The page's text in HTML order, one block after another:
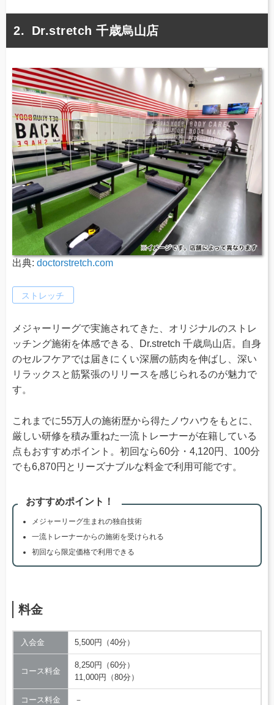
Dr.stretch 千歳烏山店
出典: doctorstretch.com
ストレッチ
メジャーリーグで実施されてきた、オリジナルのストレ
ッチング施術を体感できる、Dr.stretch 千歳烏山店。自身
のセルフケアでは届きにくい深層の筋肉を伸ばし、深い
リラックスと筋緊張のリリースを感じられるのが魅力で
す。
これまでに55万人の施術歴から得たノウハウをもとに、
厳しい研修を積み重ねた一流トレーナーが在籍している
点もおすすめポイント。初回なら60分・4,120円、100分
でも6,870円とリーズナブルな料金で利用可能です。
おすすめポイント！
メジャーリーグ生まれの独自技術
一流トレーナーからの施術を受けられる
初回なら限定価格で利用できる
料金
入会金 5,500円（40分）
コース料金
8,250円（60分）
11,000円（80分）
コース料金 －